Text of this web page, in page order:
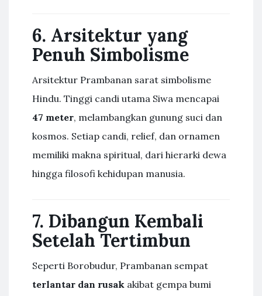
6. Arsitektur yang
Penuh Simbolisme
Arsitektur Prambanan sarat simbolisme
Hindu. Tinggi candi utama Siwa mencapai
47 meter, melambangkan gunung suci dan
kosmos. Setiap candi, relief, dan ornamen
memiliki makna spiritual, dari hierarki dewa
hingga filosofi kehidupan manusia.
7. Dibangun Kembali
Setelah Tertimbun
Seperti Borobudur, Prambanan sempat
terlantar dan rusak akibat gempa bumi